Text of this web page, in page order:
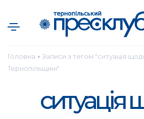
Головна ● Записи з тегом "ситуація
Тернопільщині"
ситуація